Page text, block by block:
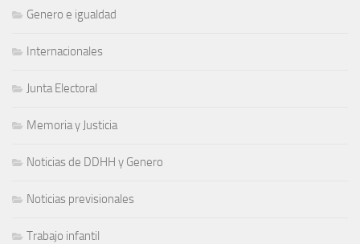
Genero e igualdad
Internacionales
Junta Electoral
Memoria y Justicia
Noticias de DDHH y Genero
Noticias previsionales
Trabajo infantil